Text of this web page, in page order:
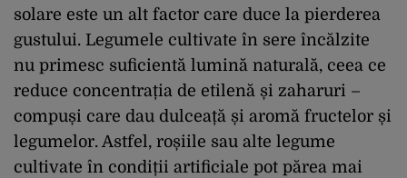
solare este un alt factor care duce la pierderea
gustului. Legumele cultivate în sere încălzite
nu primesc suficientă lumină naturală, ceea ce
reduce concentrația de etilenă și zaharuri –
compuși care dau dulceață și aromă fructelor și
legumelor. Astfel, roșiile sau alte legume
cultivate în condiții artificiale pot părea mai